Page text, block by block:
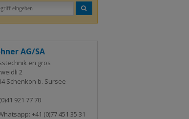
AG/SA
en gros
2
Schenkon b. Sursee
921 77 70
+41 (0)77 451 35 31